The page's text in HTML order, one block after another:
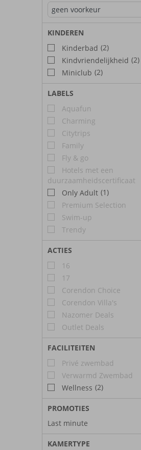
KINDEREN
Kinderbad (2)
Kindvriendelijkheid (2)
Miniclub (2)
LABELS
Aquafun
Charming
Citytrips
Family
Fly & go
Hotels met een
duurzaamheidscertificaat
Only Adult (1)
Premium Selection
Swim-up
Trendy
ACTIES
16
17
Corendon Choice
Corendon Villa's
Nazomer Deals
Outlet Deals
FACILITEITEN
Privé zwembad
Verwarmd Zwembad
Wellness (2)
PROMOTIES
Last minute
KAMERTYPE